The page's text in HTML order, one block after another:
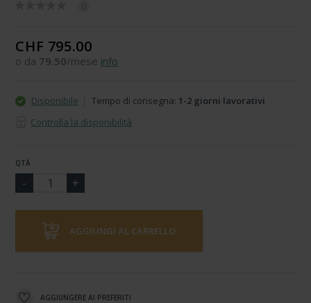
CHF 795.00
o da 79.50/mese info
Disponibile Tempo di consegna: 1-2 giorni lavorativi
Controlla la disponibilità
QTÀ
AGGIUNGI AL CARRELLO
AGGIUNGERE AI PREFERITI